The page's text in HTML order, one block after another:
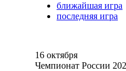
ближайшая игра
последняя игра
16 октября
Чемпионат России